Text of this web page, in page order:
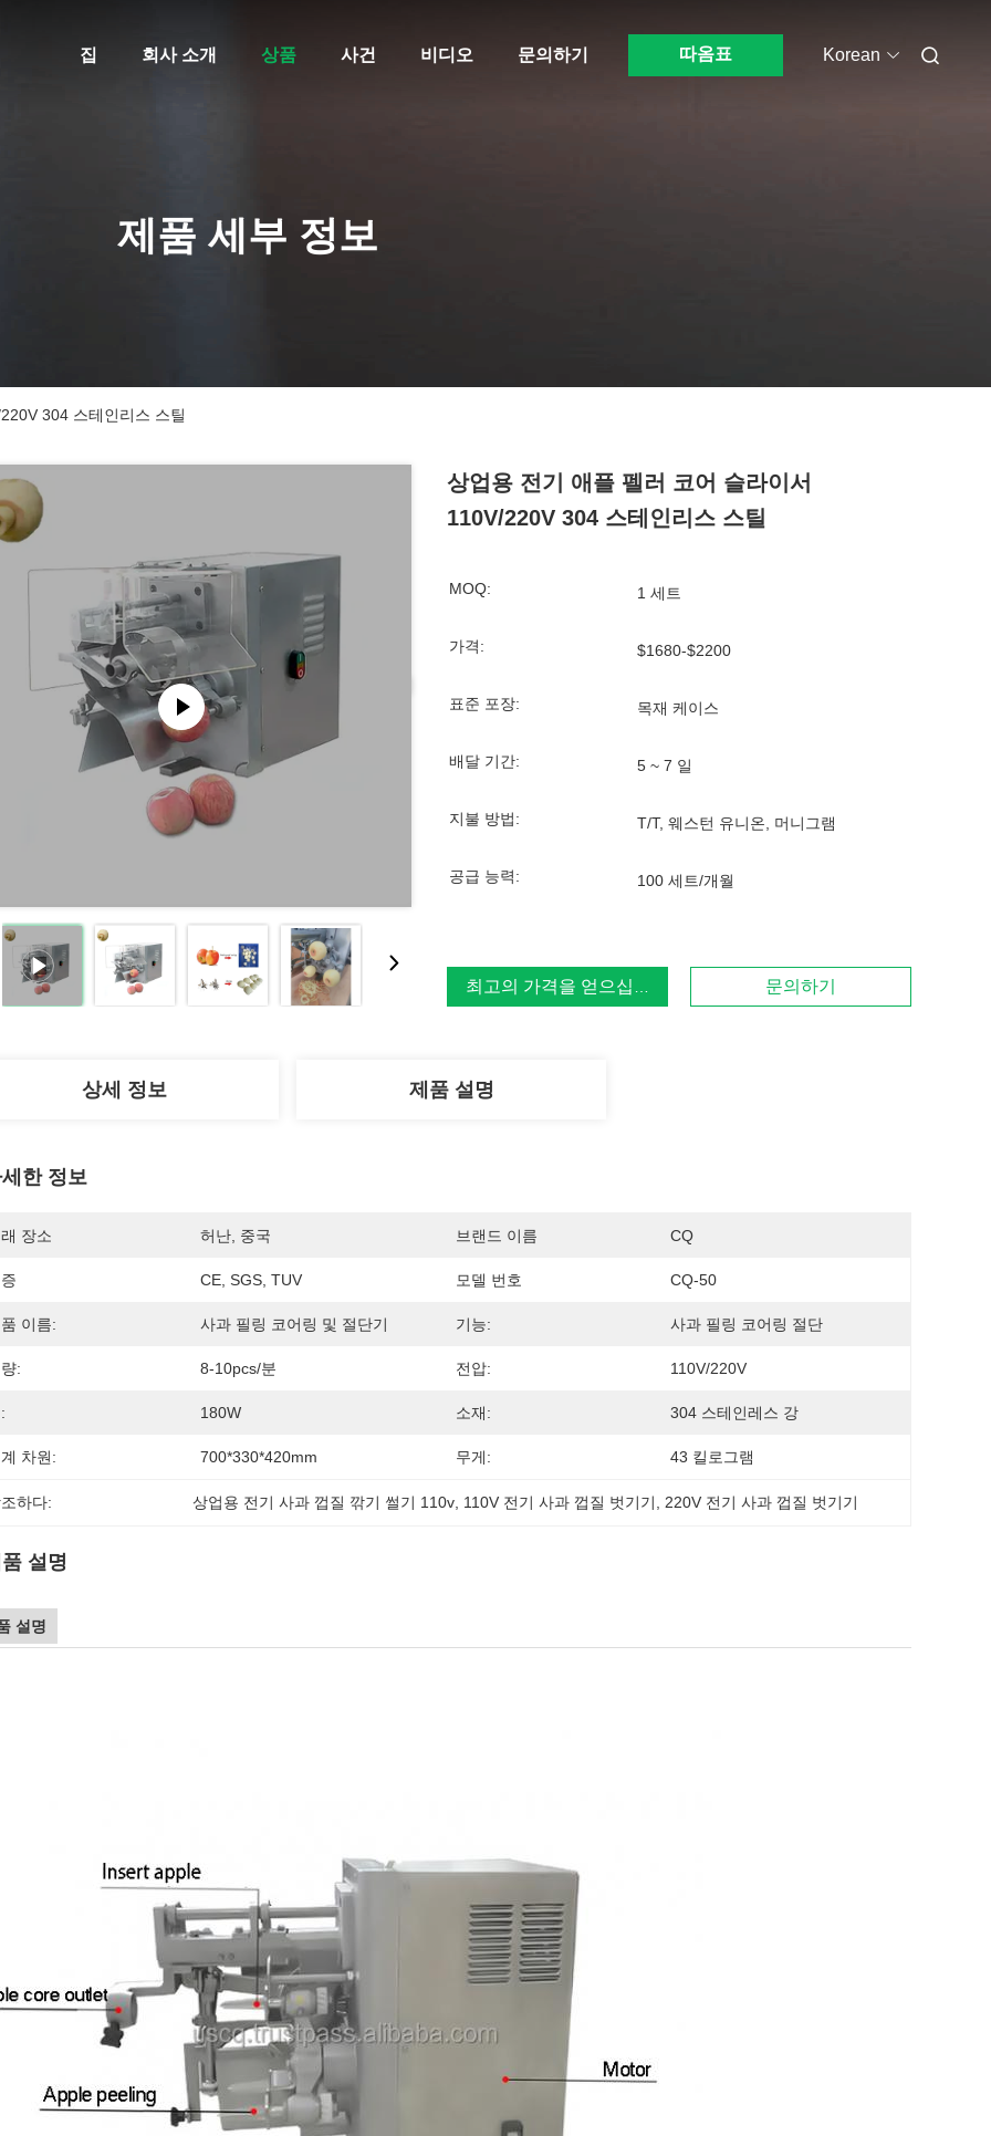
집 회사 소개 상품 사건 비디오 문의하기 따옴표 Korean
제품 세부 정보
304 스테인리스 스틸
상업용 전기 애플 펠러 코어 슬라이서
110V/220V 304 스테인리스 스틸
MOQ: 1 세트
가격: $1680-$2200
표준 포장: 목재 케이스
배달 기간: 5 ~ 7 일
지불 방법: T/T, 웨스턴 유니온, 머니그램
공급 능력: 100 세트/개월
최고의 가격을 얻으십시오 문의하기
상세 정보 제품 설명
한 정보
장소 허난, 중국 브랜드 이름 CQ
CE, SGS, TUV 모델 번호 CQ-50
이름: 사과 필링 코어링 및 절단기 기능: 사과 필링 코어링 절단
: 8-10pcs/분 전압: 110V/220V
180W 소재: 304 스테인레스 강
차원: 700*330*420mm 무게: 43 킬로그램
하다: 상업용 전기 사과 껍질 깎기 썰기 110v 110V 전기 사과 껍질 벗기기 220V 전기 사과 껍질 벗기기
설명
설명